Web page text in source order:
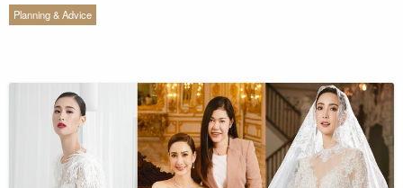
Planning & Advice